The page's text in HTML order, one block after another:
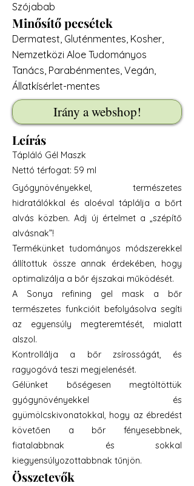
Szójabab
Minősítő pecsétek
Dermatest, Gluténmentes, Kosher,
Nemzetközi Aloe Tudományos
Tanács, Parabénmentes, Vegán,
Állatkísérlet-mentes
Irány a webshop!
Leírás
Tápláló Gél Maszk
Nettó térfogat: 59 ml
Gyógynövényekkel, természetes
hidratálókkal és aloéval táplálja a bőrt
alvás közben. Adj új értelmet a „szépítő
alvásnak”!
Termékünket tudományos módszerekkel
állítottuk össze annak érdekében, hogy
optimalizálja a bőr éjszakai működését.
A Sonya refining gel mask a bőr
természetes funkcióit befolyásolva segíti
az egyensúly megteremtését, mialatt
alszol.
Kontrollálja a bőr zsírosságát, és
ragyogóvá teszi megjelenését.
Gélünket bőségesen megtöltöttük
gyógynövényekkel és
gyümölcskivonatokkal, hogy az ébredést
követően a bőr fényesebbnek,
fiatalabbnak és sokkal
kiegyensúlyozottabbnak tűnjön.
Összetevők